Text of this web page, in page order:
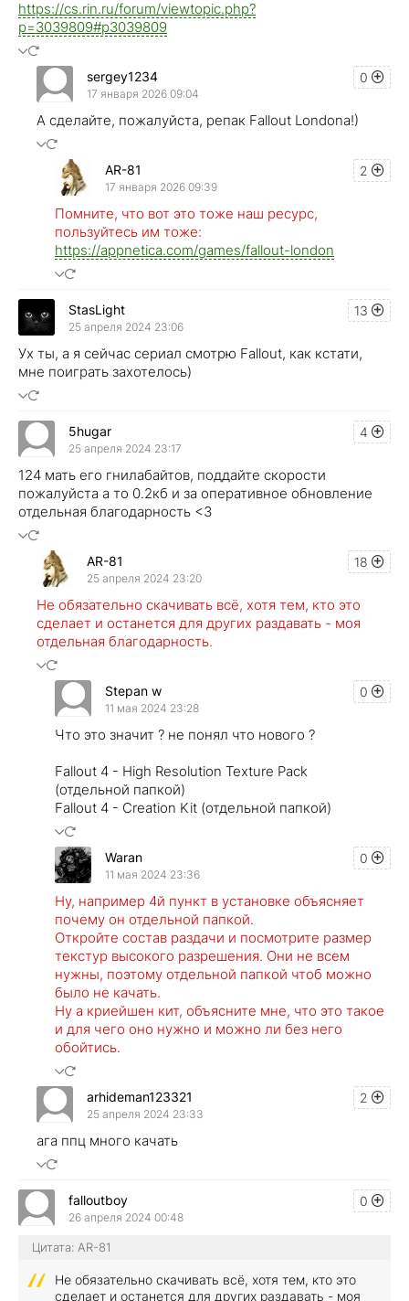
https://cs.rin.ru/forum/viewtopic.php?
p=3039809#p3039809
0
sergey1234
17 января 2026 09:04
А сделайте, пожалуйста, репак Fallout Londona!)
2
AR-81
17 января 2026 09:39
Помните, что вот это тоже наш ресурс,
пользуйтесь им тоже:
https://appnetica.com/games/fallout-london
13
StasLight
25 апреля 2024 23:06
Ух ты, а я сейчас сериал смотрю Fallout, как кстати,
мне поиграть захотелось)
4
5hugar
25 апреля 2024 23:17
124 мать его гнилабайтов, поддайте скорости
пожалуйста а то 0.2кб и за оперативное обновление
отдельная благодарность <3
18
AR-81
25 апреля 2024 23:20
Не обязательно скачивать всё, хотя тем, кто это
сделает и останется для других раздавать - моя
отдельная благодарность.
0
Stepan w
11 мая 2024 23:28
Что это значит ? не понял что нового ?
Fallout 4 - High Resolution Texture Pack
(отдельной папкой)
Fallout 4 - Creation Kit (отдельной папкой)
0
Waran
11 мая 2024 23:36
Ну, например 4й пункт в установке объясняет
почему он отдельной папкой.
Откройте состав раздачи и посмотрите размер
текстур высокого разрешения. Они не всем
нужны, поэтому отдельной папкой чтоб можно
было не качать.
Ну а криейшен кит, объясните мне, что это такое
и для чего оно нужно и можно ли без него
обойтись.
2
arhideman123321
25 апреля 2024 23:33
ага ппц много качать
0
falloutboy
26 апреля 2024 00:48
Цитата: AR-81
Не обязательно скачивать всё, хотя тем, кто это
сделает и останется для других раздавать - моя